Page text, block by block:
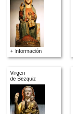
+ Información
Virgen
de Bezquiz